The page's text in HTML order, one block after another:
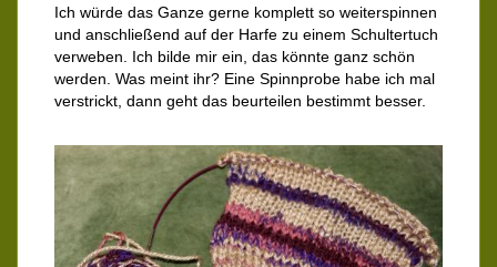
Ich würde das Ganze gerne komplett so weiterspinnen
und anschließend auf der Harfe zu einem Schultertuch
verweben. Ich bilde mir ein, das könnte ganz schön
werden. Was meint ihr? Eine Spinnprobe habe ich mal
verstrickt, dann geht das beurteilen bestimmt besser.